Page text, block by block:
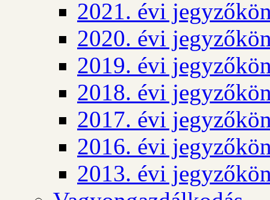
2021. évi
2020. évi
2019. évi
2018. évi
2017. évi
2016. évi
2013. évi